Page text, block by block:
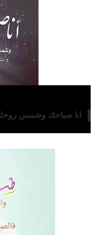
انا صباحك وشمس روحك